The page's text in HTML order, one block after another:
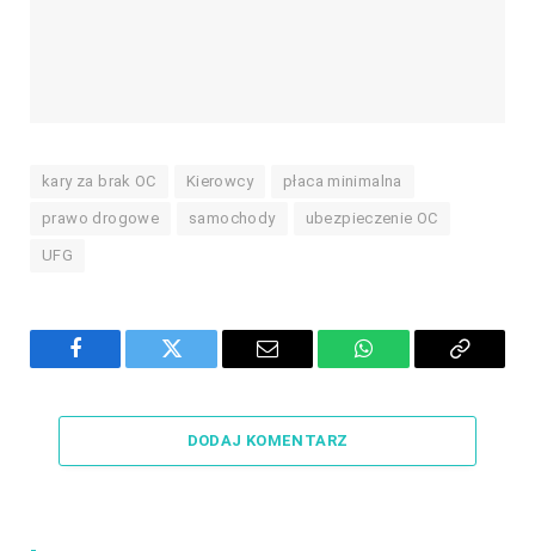
kary za brak OC Kierowcy płaca minimalna
prawo drogowe samochody ubezpieczenie OC
UFG
Facebook Twitter Email WhatsAppCopy
DODAJ KOMENTARZ